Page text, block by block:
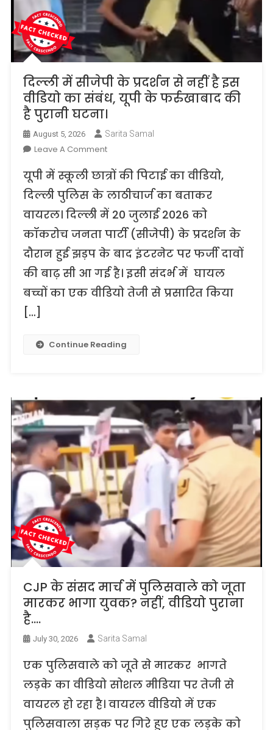
दिल्ली में सीजेपी के प्रदर्शन से नहीं है इस
वीडियो का संबंध, यूपी के फर्रुखाबाद की
है पुरानी घटना।
August 5, 2026 Sarita Samal
Leave A CommentOn
में
सीजेपी
के
प्रदर्शन
से
नहीं
इस
वीडियो
के
पुरानी
घटना।
यूपी में स्कूली छात्रों की पिटाई का वीडियो,
दिल्ली पुलिस के लाठीचार्ज का बताकर
वायरल। दिल्ली में 20 जुलाई 2026 को
कॉकरोच जनता पार्टी (सीजेपी) के प्रदर्शन के
दौरान हुई झड़प के बाद इंटरनेट पर फर्जी दावों
की बाढ़ सी आ गई है। इसी संदर्भ में घायल
बच्चों का एक वीडियो तेजी से प्रसारित किया
[…]
Continue Reading
CJP के संसद मार्च में पुलिसवाले को जूता
मारकर भागा युवक? नहीं, वीडियो पुराना
है….
July 30, 2026 Sarita Samal
एक पुलिसवाले को जूते से मारकर भागते
लड़के का वीडियो सोशल मीडिया पर तेजी से
वायरल हो रहा है। वायरल वीडियो में एक
पुलिसवाला सड़क पर गिरे हुए एक लड़के को